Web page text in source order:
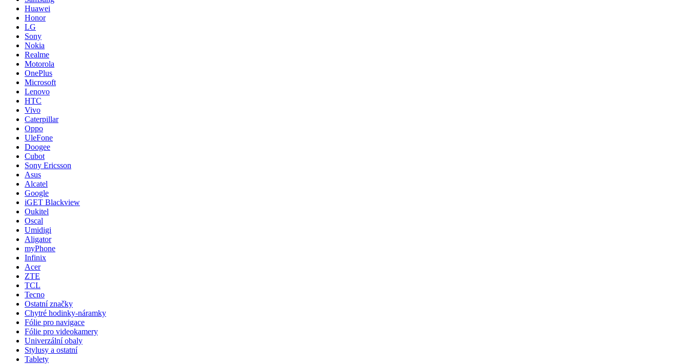
Huawei
Honor
LG
Sony
Nokia
Realme
Motorola
OnePlus
Microsoft
Lenovo
HTC
Vivo
Caterpillar
Oppo
UleFone
Doogee
Cubot
Sony Ericsson
Asus
Alcatel
Google
iGET Blackview
Oukitel
Oscal
Umidigi
Aligator
myPhone
Infinix
Acer
ZTE
TCL
Tecno
Ostatní značky
Chytré hodinky-náramky
Fólie pro navigace
Fólie pro videokamery
Univerzální obaly
Stylusy a ostatní
Tablety